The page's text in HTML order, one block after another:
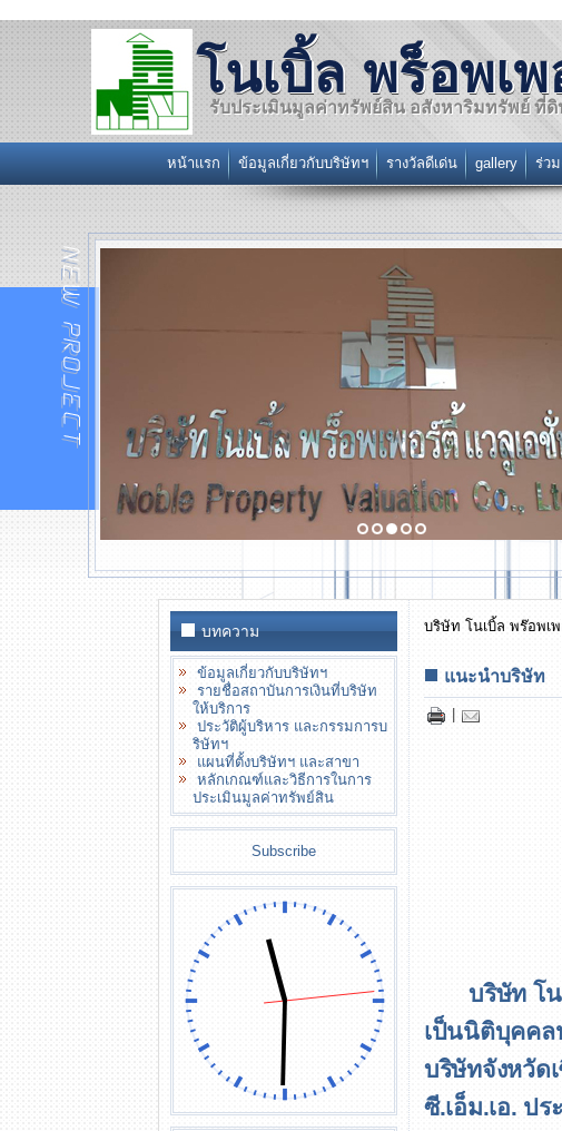
โนเบิ้ล พร็อพเ
รับประเมินมูลค่าทรัพย์สิน อสังหาริมทรัพย์ ที่ดิ
หน้าแรก ข้อมูลเกี่ยวกับบริษัทฯ รางวัลดีเด่น gallery ร่วม
บทความ
ข้อมูลเกี่ยวกับบริษัทฯ
รายชื่อสถาบันการเงินที่บริษัท
ให้บริการ
ประวัติผู้บริหาร และกรรมการบ
ริษัทฯ
แผนที่ตั้งบริษัทฯ และสาขา
หลักเกณฑ์และวิธีการในการ
ประเมินมูลค่าทรัพย์สิน
Subscribe
บริษัท โนเบิ้ล พร๊อพเ
แนะนำบริษัท
บริษัท โนเ
เป็นนิติบุคคล
บริษัทจังหวัด
ซี.เอ็ม.เอ. ป